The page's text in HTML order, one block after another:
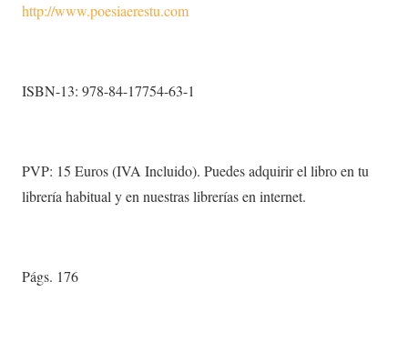
http://www.poesiaerestu.com
ISBN-13: 978-84-17754-63-1
PVP: 15 Euros (IVA Incluido). Puedes adquirir el libro en tu
librería habitual y en nuestras librerías en internet.
Págs. 176